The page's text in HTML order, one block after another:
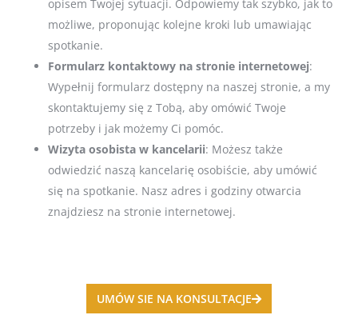
opisem Twojej sytuacji. Odpowiemy tak szybko, jak to
możliwe, proponując kolejne kroki lub umawiając
spotkanie.
Formularz kontaktowy na stronie internetowej:
Wypełnij formularz dostępny na naszej stronie, a my
skontaktujemy się z Tobą, aby omówić Twoje
potrzeby i jak możemy Ci pomóc.
Wizyta osobista w kancelarii: Możesz także
odwiedzić naszą kancelarię osobiście, aby umówić
się na spotkanie. Nasz adres i godziny otwarcia
znajdziesz na stronie internetowej.
UMÓW SIE NA KONSULTACJE